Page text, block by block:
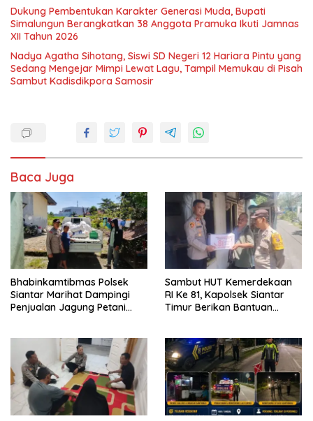
Dukung Pembentukan Karakter Generasi Muda, Bupati
Simalungun Berangkatkan 38 Anggota Pramuka Ikuti Jamnas
XII Tahun 2026
Nadya Agatha Sihotang, Siswi SD Negeri 12 Hariara Pintu yang
Sedang Mengejar Mimpi Lewat Lagu, Tampil Memukau di Pisah
Sambut Kadisdikpora Samosir
Baca Juga
Bhabinkamtibmas Polsek
Siantar Marihat Dampingi
Penjualan Jagung Petani
Sambut HUT Kemerdekaan
RI Ke 81, Kapolsek Siantar
Timur Berikan Bantuan